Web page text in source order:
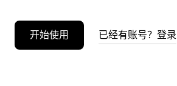
开始使用 已经有账号？登录